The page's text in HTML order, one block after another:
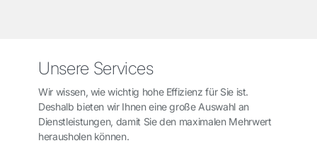
Unsere Services
Wir wissen, wie wichtig hohe Effizienz für Sie ist.
Deshalb bieten wir Ihnen eine große Auswahl an
Dienstleistungen, damit Sie den maximalen Mehrwert
herausholen können.